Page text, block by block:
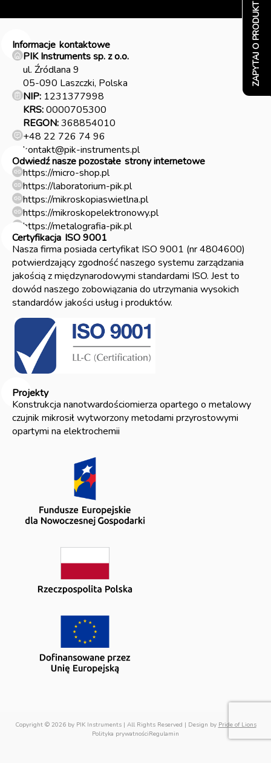
ZAPYTAJ O PRODUKT
Informacje kontaktowe
PIK Instruments sp. z o.o.
ul. Źródlana 9
05-090 Laszczki, Polska
NIP: 1231377998
KRS:0000705300
REGON:368854010
+48 22 726 74 96
kontakt@pik-instruments.pl
Odwiedź nasze pozostałe strony internetowe
https://micro-shop.pl
https://laboratorium-pik.pl
https://mikroskopiaswietlna.pl
https://mikroskopelektronowy.pl
https://metalografia-pik.pl
Certyfikacja ISO 9001
Nasza firma posiada certyfikat ISO 9001 (nr 4804600)
potwierdzający zgodność naszego systemu zarządzania
jakością z międzynarodowymi standardami ISO. Jest to
dowód naszego zobowiązania do utrzymania wysokich
standardów jakości usług i produktów.
Projekty
Konstrukcja nanotwardościomierza opartego o metalowy
czujnik mikrosił wytworzony metodami przyrostowymi
opartymi na elektrochemii
Polityka prywatnościRegulamin
Copyright © 2026 by PIK Instruments | All Rights Reserved | Design by Pride of Lions